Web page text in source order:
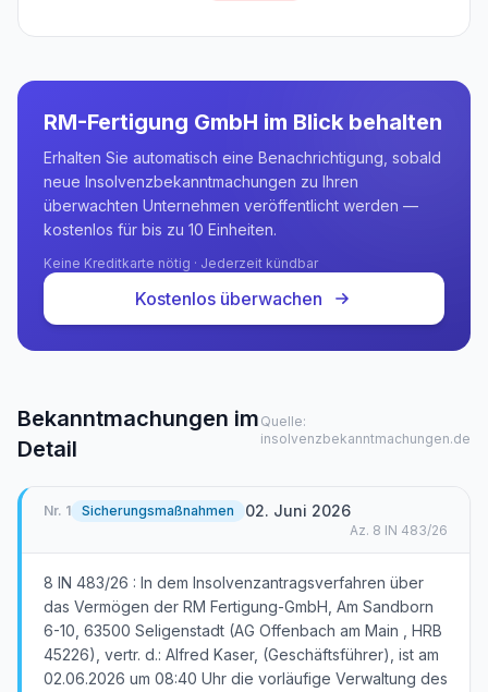
RM-Fertigung GmbH im Blick behalten
Erhalten Sie automatisch eine Benachrichtigung, sobald
neue Insolvenzbekanntmachungen zu Ihren
überwachten Unternehmen veröffentlicht werden —
kostenlos für bis zu 10 Einheiten.
Keine Kreditkarte nötig · Jederzeit kündbar
Kostenlos überwachen
Bekanntmachungen im
Detail
Quelle:
insolvenzbekanntmachungen.de
Nr. 1 Sicherungsmaßnahmen 02. Juni 2026
Az. 8 IN 483/26
8 IN 483/26 : In dem Insolvenzantragsverfahren über
das Vermögen der RM Fertigung-GmbH, Am Sandborn
6-10, 63500 Seligenstadt (AG Offenbach am Main , HRB
45226), vertr. d.: Alfred Kaser, (Geschäftsführer), ist am
02.06.2026 um 08:40 Uhr die vorläufige Verwaltung des